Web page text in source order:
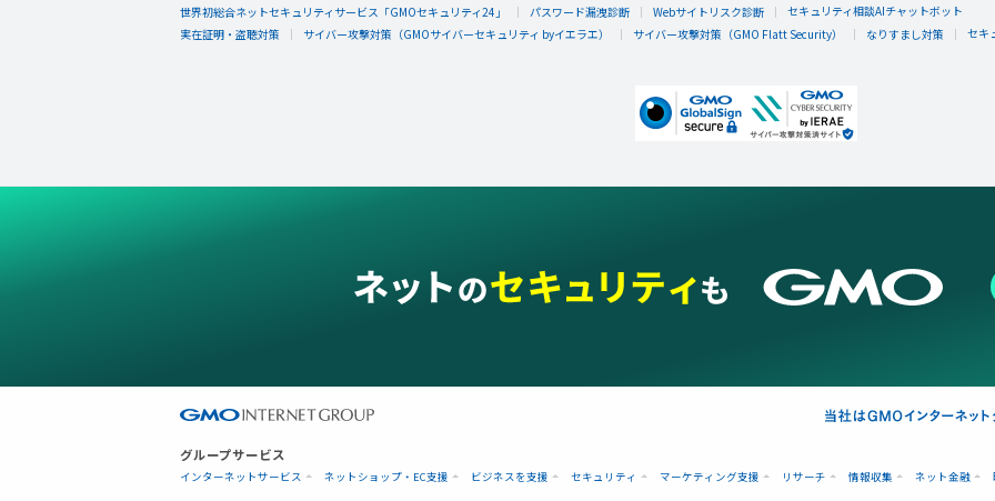
世界初総合ネットセキュリティサービス「GMOセキュリティ24」 パスワード漏洩診断 Webサイトリスク診断
セキュリティ相談AIチャットボット
実在証明・盗聴対策
サイバー攻撃対策（GMOサイバーセキュリティ byイエラエ） サイバー攻撃対策（GMO Flatt Security） なりすまし対策 セキ
グループサービス
インターネットサービス ネットショップ・EC支援 ビジネスを支援 セキュリティ マーケティング支援 リサーチ 情報収集 ネット金融